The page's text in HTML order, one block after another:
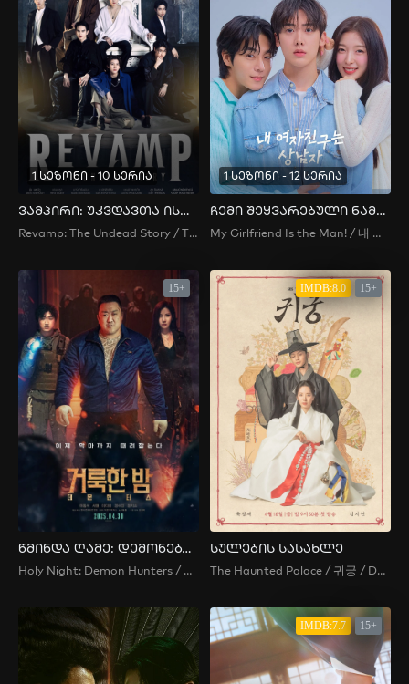
1 სეზონი - 10 სერია
ვამპირი: უკვდავთა ისტორია
Revamp: The Undead Story / The Vampire Project: To the Last / Vampire Project / แวมไพร์เดอะอันเดดสตอรี่ / My Broccoli
1 სეზონი - 12 სერია
ჩემი შეყვარებული ნამდვილი მამაკაცია
My Girlfriend Is the Man! / 내 여자친구는 상남자 / My Girlfriend Is a Hot Guy / My Girlfriend Is a Real Man , My Girlfriend Is a Tough Guy / My Girlfriend's a Real Man / Nae Yeojachinguneun Sangnamja
15+
წმინდა ღამე: დემონებზე მონადირეები
Holy Night: Demon Hunters / 거룩한 밤: 데몬 헌터스
IMDB:8.0 15+
სულების სასახლე
The Haunted Palace / 귀궁 / Devil Palace / Gwigung / Haunted Palace / Return to the Palace
IMDB:7.7 15+